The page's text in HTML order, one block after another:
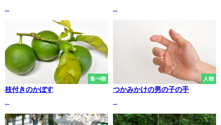
食べ物
枝付きのかぼす
人物
つかみかけの男の子の手